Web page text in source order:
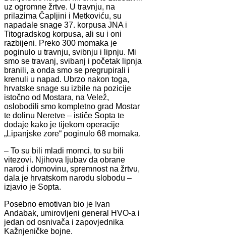
uz ogromne žrtve. U travnju, na
prilazima Čapljini i Metkoviću, su
napadale snage 37. korpusa JNA i
Titogradskog korpusa, ali su i oni
razbijeni. Preko 300 momaka je
poginulo u travnju, svibnju i lipnju. Mi
smo se travanj, svibanj i početak lipnja
branili, a onda smo se pregrupirali i
krenuli u napad. Ubrzo nakon toga,
hrvatske snage su izbile na pozicije
istočno od Mostara, na Velež,
oslobodili smo kompletno grad Mostar
te dolinu Neretve – ističe Sopta te
dodaje kako je tijekom operacije
„Lipanjske zore“ poginulo 68 momaka.
– To su bili mladi momci, to su bili
vitezovi. Njihova ljubav da obrane
narod i domovinu, spremnost na žrtvu,
dala je hrvatskom narodu slobodu –
izjavio je Sopta.
Posebno emotivan bio je Ivan
Andabak, umirovljeni general HVO-a i
jedan od osnivača i zapovjednika
Kažnjeničke bojne.